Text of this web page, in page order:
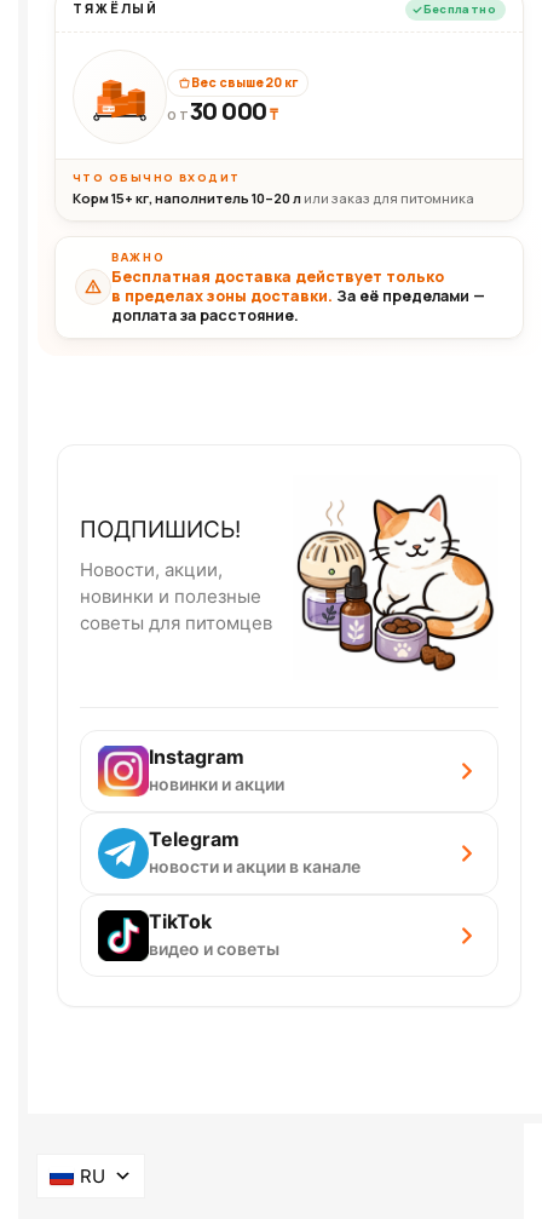
ТЯЖЁЛЫЙ Бесплатно
30+кг
Вес свыше 20 кг
ОТ30 000₸
ЧТО ОБЫЧНО ВХОДИТ
Корм 15+ кг, наполнитель 10–20 л или заказ для питомника
ВАЖНО
Бесплатная доставка действует только
в пределах зоны доставки. За её пределами —
доплата за расстояние.
ПОДПИШИСЬ!
Новости, акции,
новинки и полезные
советы для питомцев
Instagram
новинки и акции
Telegram
новости и акции в канале
TikTok
видео и советы
RU